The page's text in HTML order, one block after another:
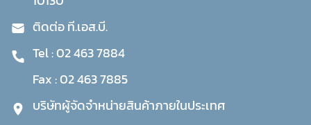
ติดต่อ ที.เอส.บี.
Tel :02 463 7884
Fax :02 463 7885
บริษัทผู้จัดจำหน่ายสินค้าภายในประเทศ